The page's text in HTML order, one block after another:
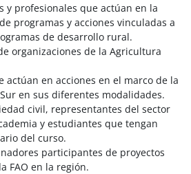
y profesionales que actúan en la
programas y acciones vinculadas a
de desarrollo rural.
organizaciones de la Agricultura
actúan en acciones en el marco de la
en sus diferentes modalidades.
civil, representantes del sector
y estudiantes que tengan
del curso.
participantes de proyectos
FAO en la región.